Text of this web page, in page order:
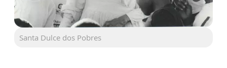
Santa Dulce dos Pobres